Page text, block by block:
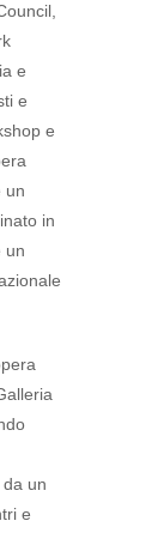
e
e
e
un
in
un
un
e